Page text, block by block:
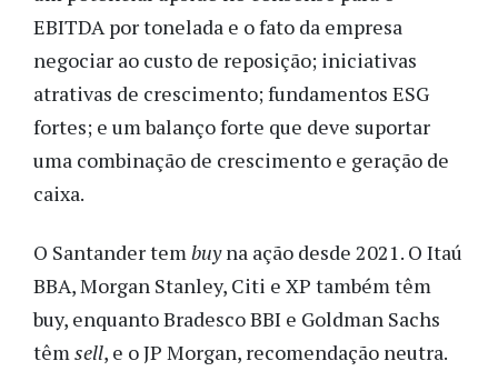
EBITDA por tonelada e o fato da empresa
negociar ao custo de reposição; iniciativas
atrativas de crescimento; fundamentos ESG
fortes; e um balanço forte que deve suportar
uma combinação de crescimento e geração de
caixa.
O Santander tembuyna ação desde 2021. O Itaú
BBA, Morgan Stanley, Citi e XP também têm
buy, enquanto Bradesco BBI e Goldman Sachs
têmsell, e o JP Morgan, recomendação neutra.